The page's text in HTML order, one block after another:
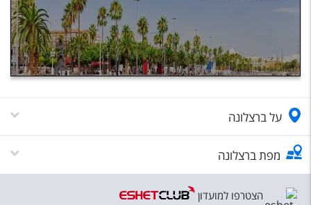
על ברצלונה
מפת ברצלונה
הצטרפו למועדון